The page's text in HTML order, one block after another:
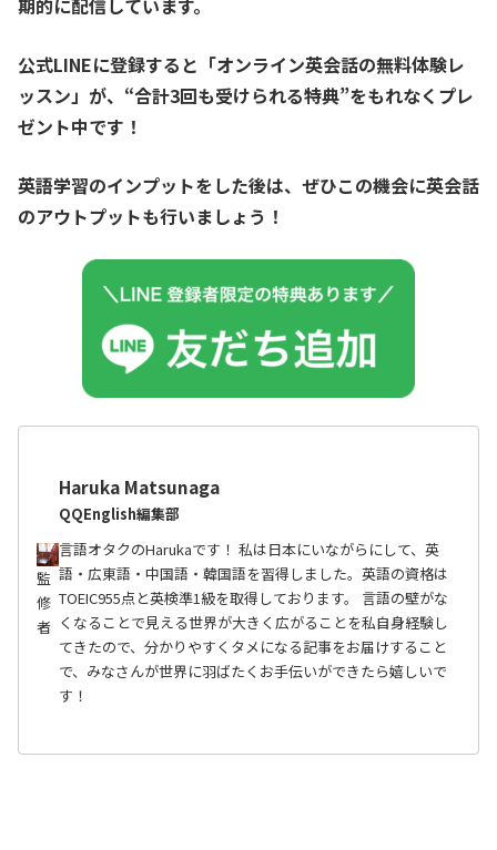
期的に配信しています。
公式LINEに登録すると「オンライン英会話の無料体験レ
ッスン」が、 “合計3回も受けられる特典”をもれなくプレ
ゼント中です！
英語学習のインプットをした後は、ぜひこの機会に英会話
のアウトプットも行いましょう！
監
修
者
Haruka Matsunaga
QQEnglish編集部
言語オタクのHarukaです！ 私は日本にいながらにして、英
語・広東語・中国語・韓国語を習得しました。英語の資格は
TOEIC955点と英検準1級を取得しております。 言語の壁がな
くなることで見える世界が大きく広がることを私自身経験し
てきたので、分かりやすくタメになる記事をお届けすること
で、みなさんが世界に羽ばたくお手伝いができたら嬉しいで
す！